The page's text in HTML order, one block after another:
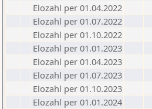
Elozahl per 01.04.2022
Elozahl per 01.07.2022
Elozahl per 01.10.2022
Elozahl per 01.01.2023
Elozahl per 01.04.2023
Elozahl per 01.07.2023
Elozahl per 01.10.2023
Elozahl per 01.01.2024